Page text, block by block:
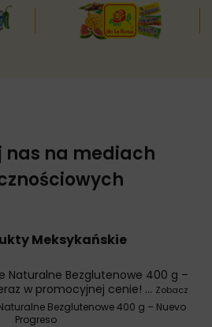
nas na mediach
Meksykańskie
Naturalne Bezglutenowe 400 g –
w promocyjnej cenie!
Bezglutenowe 400 g – Nuevo
Progreso
... Zobacz